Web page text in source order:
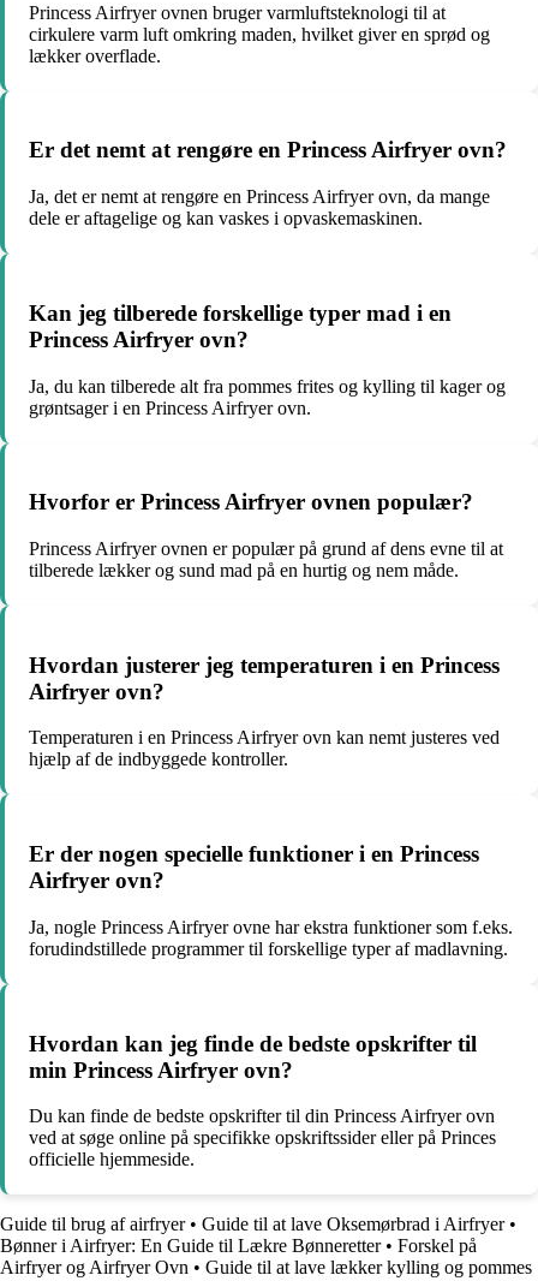
Princess Airfryer ovnen bruger varmluftsteknologi til at
cirkulere varm luft omkring maden, hvilket giver en sprød og
lækker overflade.
Er det nemt at rengøre en Princess Airfryer ovn?
Ja, det er nemt at rengøre en Princess Airfryer ovn, da mange
dele er aftagelige og kan vaskes i opvaskemaskinen.
Kan jeg tilberede forskellige typer mad i en
Princess Airfryer ovn?
Ja, du kan tilberede alt fra pommes frites og kylling til kager og
grøntsager i en Princess Airfryer ovn.
Hvorfor er Princess Airfryer ovnen populær?
Princess Airfryer ovnen er populær på grund af dens evne til at
tilberede lækker og sund mad på en hurtig og nem måde.
Hvordan justerer jeg temperaturen i en Princess
Airfryer ovn?
Temperaturen i en Princess Airfryer ovn kan nemt justeres ved
hjælp af de indbyggede kontroller.
Er der nogen specielle funktioner i en Princess
Airfryer ovn?
Ja, nogle Princess Airfryer ovne har ekstra funktioner som f.eks.
forudindstillede programmer til forskellige typer af madlavning.
Hvordan kan jeg finde de bedste opskrifter til
min Princess Airfryer ovn?
Du kan finde de bedste opskrifter til din Princess Airfryer ovn
ved at søge online på specifikke opskriftssider eller på Princes
officielle hjemmeside.
Guide til brug af airfryer• Guide til at lave Oksemørbrad i Airfryer•
Bønner i Airfryer: En Guide til Lækre Bønneretter• Forskel på
Airfryer og Airfryer Ovn • Guide til at lave lækker kylling og pommes